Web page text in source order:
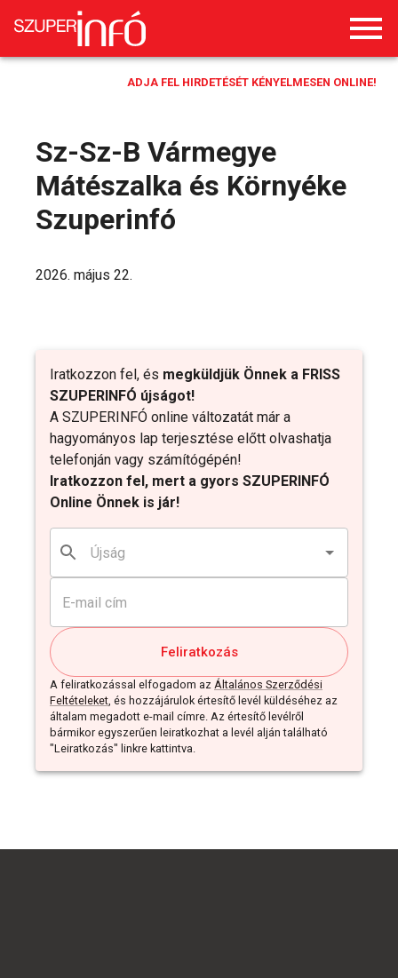
ADJA FEL HIRDETÉSÉT KÉNYELMESEN ONLINE!
Sz-Sz-B Vármegye
Mátészalka és Környéke
Szuperinfó
Iratkozzon fel, és megküldjük Önnek a FRISS
SZUPERINFÓ újságot!
A SZUPERINFÓ online változatát már a
hagyományos lap terjesztése előtt olvashatja
telefonján vagy számítógépén!
Iratkozzon fel, mert a gyors SZUPERINFÓ
Online Önnek is jár!
Feliratkozás
A feliratkozással elfogadom az Általános Szerződési
Feltételeket, és hozzájárulok értesítő levél küldéséhez az
általam megadott e-mail címre. Az értesítő levélről
bármikor egyszerűen leiratkozhat a levél alján található
"Leiratkozás" linkre kattintva.
2026. május 22.